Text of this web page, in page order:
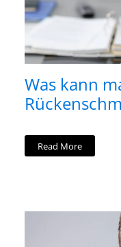
Was kann
Read More